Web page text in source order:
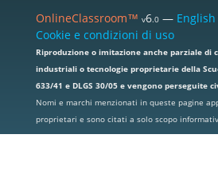
OnlineClassroom™ v6.0—
Cookie e condizioni di uso
Riproduzione o imitazione anche parziale di
industriali o tecnologie proprietarie della
633/41 e DLGS 30/05 e vengono perseguite
Nomi e marchi menzionati in queste pagine
proprietari e sono citati a solo scopo